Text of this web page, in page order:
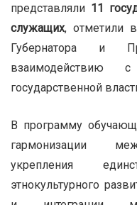
представляли 11
служащих, отметили
Губернатора и
взаимодействию
государственной
В программу
гармонизации
укрепления
этнокультурного